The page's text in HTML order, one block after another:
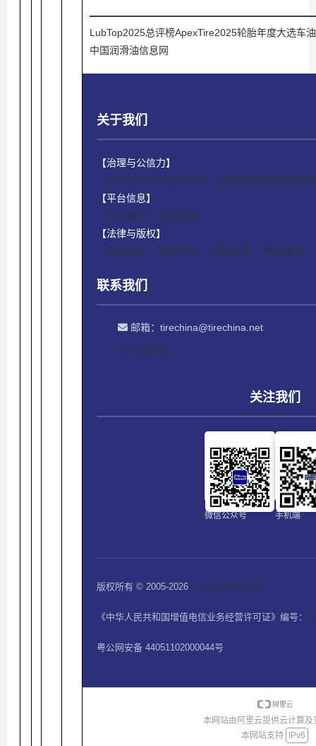
LubTop2025总评榜ApexTire2025轮胎年度大选车
中国润滑油信息网
关于我们
【治理与公信力】
评价与榜单方法论声明
可持续发展与责任声
【平台信息】
关于我们
本网动态
【法律与版权】
版权信息
免责声明 隐私政策 网站地图
联系我们
邮箱： tirechina@tirechina.net
在线客服
关注我们
微信公众号 手机端
版权所有 © 2005-2026 中国轮胎商务网
《中华人民共和国增值电信业务经营许可证》编号：
粤公网安备 44051102000044号
本网站由阿里云提供云计算及
本网站支持
IPv6